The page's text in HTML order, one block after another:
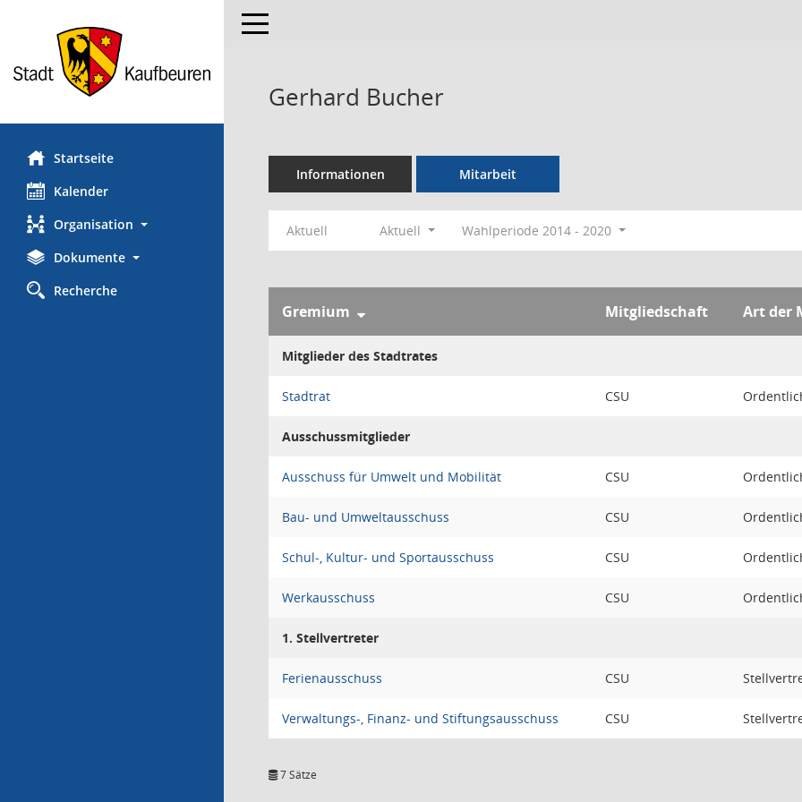
Startseite
Kalender
Organisation
Dokumente
Recherche
Toggle navigation
Gerhard Bucher
Informationen Mitarbeit
Aktuell Aktuell Wahlperiode 2014 - 2020
Gremium Mitgliedschaft Art der
Mitglieder des Stadtrates
Stadtrat CSU
Ausschussmitglieder
Ausschuss für Umwelt und Mobilität CSU
Bau- und Umweltausschuss CSU
Schul-, Kultur- und Sportausschuss CSU
Werkausschuss CSU
1. Stellvertreter
Ferienausschuss CSU
Verwaltungs-, Finanz- und Stiftungsausschuss CSU
7 Sätze